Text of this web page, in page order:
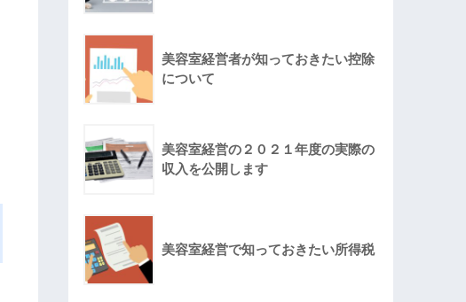
美容室経営者が知っておきたい控除
について
美容室経営の２０２１年度の実際の
収入を公開します
美容室経営で知っておきたい所得税